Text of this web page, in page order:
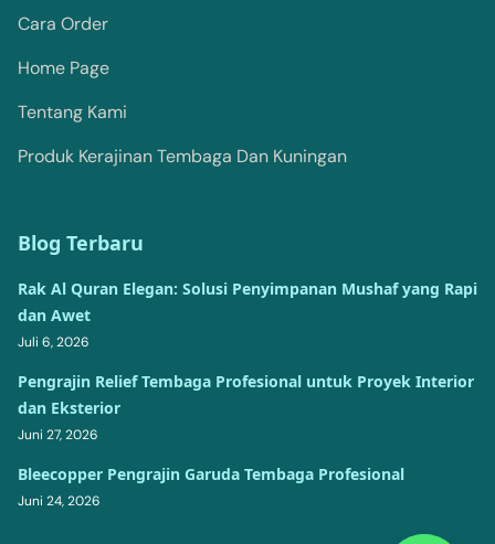
Cara Order
Home Page
Tentang Kami
Produk Kerajinan Tembaga Dan Kuningan
Blog Terbaru
Rak Al Quran Elegan: Solusi Penyimpanan Mushaf yang Rapi
dan Awet
Juli 6, 2026
Pengrajin Relief Tembaga Profesional untuk Proyek Interior
dan Eksterior
Juni 27, 2026
Bleecopper Pengrajin Garuda Tembaga Profesional
Juni 24, 2026